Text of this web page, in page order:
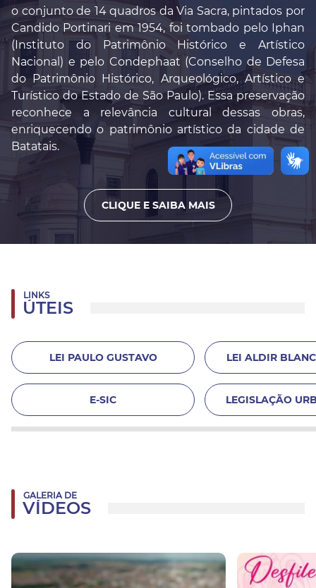
o conjunto de 14 quadros da Via Sacra, pintados por
Candido Portinari em 1954, foi tombado pelo Iphan
(Instituto do Patrimônio Histórico e Artístico
Nacional) e pelo Condephaat (Conselho de Defesa
do Patrimônio Histórico, Arqueológico, Artístico e
Turístico do Estado de São Paulo). Essa preservação
reconhece a relevância cultural dessas obras,
enriquecendo o patrimônio artístico da cidade de
Batatais.
CLIQUE E SAIBA MAIS
LINKS
ÚTEIS
LEI PAULO GUSTAVO LEI ALDIR
E-SIC LEGISLAÇÃO
GALERIA DE
VÍDEOS